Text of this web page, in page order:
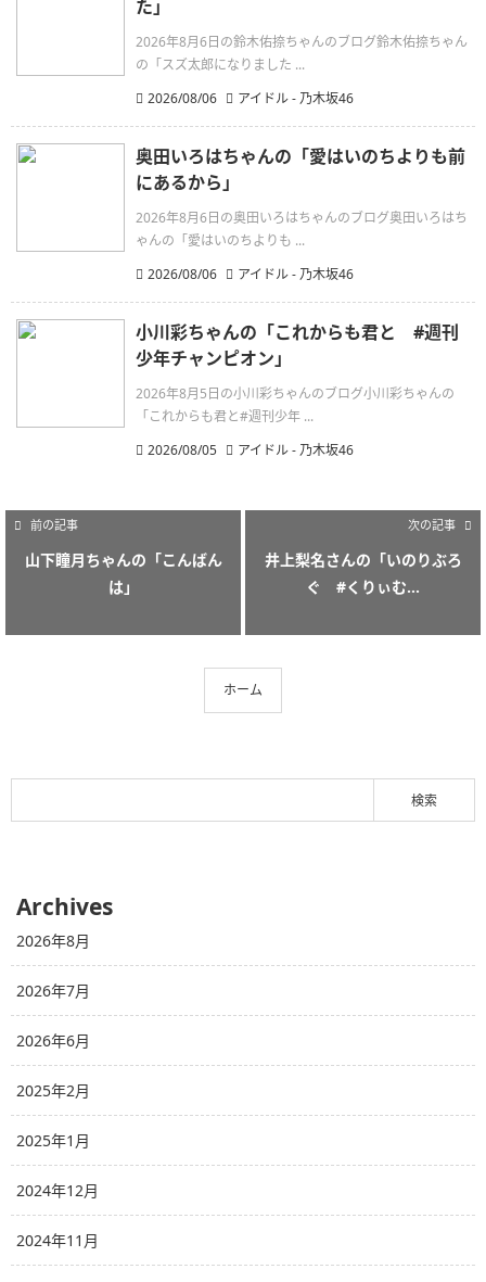
た」
2026年8月6日の鈴木佑捺ちゃんのブログ鈴木佑捺ちゃん
の「スズ太郎になりました ...
2026/08/06
アイドル - 乃木坂46
奥田いろはちゃんの「愛はいのちよりも前
にあるから」
2026年8月6日の奥田いろはちゃんのブログ奥田いろはち
ゃんの「愛はいのちよりも ...
2026/08/06
アイドル - 乃木坂46
小川彩ちゃんの「これからも君と #週刊
少年チャンピオン」
2026年8月5日の小川彩ちゃんのブログ小川彩ちゃんの
「これからも君と#週刊少年 ...
2026/08/05
アイドル - 乃木坂46
前の記事
山下瞳月ちゃんの「こんばん
は」
次の記事
井上梨名さんの「いのりぶろ
ぐ #くりぃむ...
ホーム
Archives
2026年8月
2026年7月
2026年6月
2025年2月
2025年1月
2024年12月
2024年11月